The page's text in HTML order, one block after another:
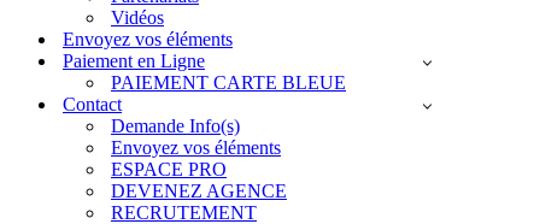
Vidéos
Envoyez vos éléments
Paiement en Ligne
PAIEMENT CARTE BLEUE
Contact
Demande Info(s)
Envoyez vos éléments
ESPACE PRO
DEVENEZ AGENCE
RECRUTEMENT